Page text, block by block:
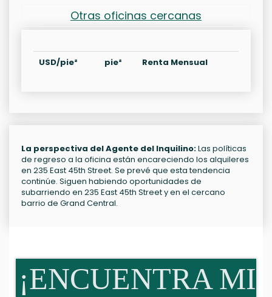
Otras oficinas cercanas
USD/pie² pie² Renta Mensual
La perspectiva del Agente del Inquilino:Las políticas
de regreso a la oficina están encareciendo los alquileres
en 235 East 45th Street. Se prevé que esta tendencia
continúe. Siguen habiendo oportunidades de
subarriendo en 235 East 45th Street y en el cercano
barrio de Grand Central.
¡ENCUENTRA MI